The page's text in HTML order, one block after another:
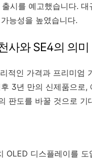
시를 예고했습니다.
능성을 높였습니다.
사와 SE4의 의미
적인 가격과 프리미엄
3년 만의 신제품으로,
판도를 바꿀 것으로 기
OLED 디스플레이를